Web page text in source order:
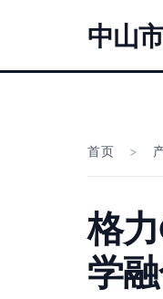
中山
首页 >
格
学